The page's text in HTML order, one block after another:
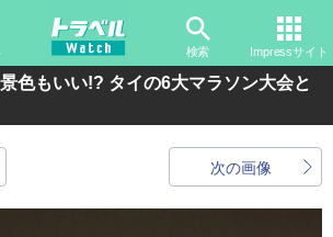
検索 Impressサイト
色もいい!? タイの6大マラソン大会と
次の画像